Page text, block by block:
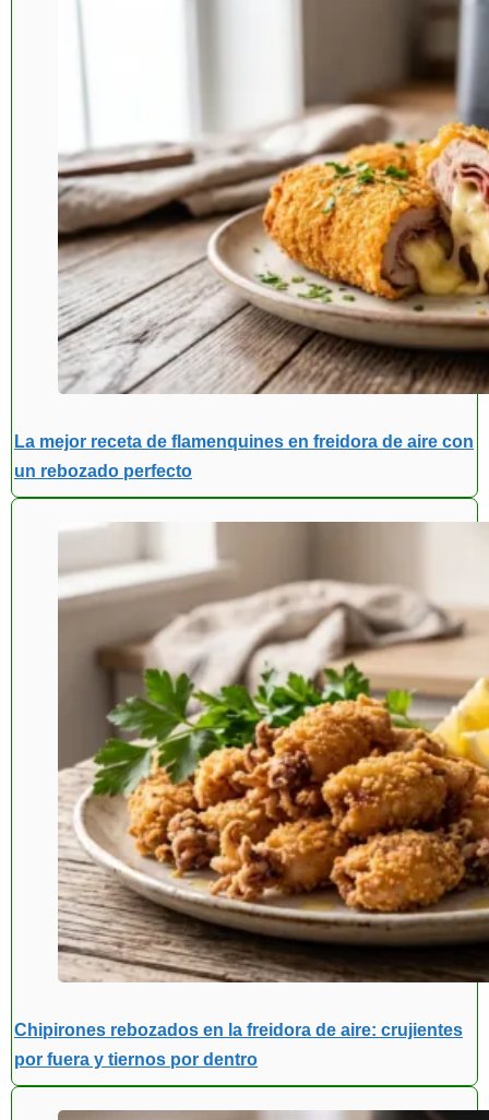
La mejor receta de flamenquines en freidora de aire con
un rebozado perfecto
Chipirones rebozados en la freidora de aire: crujientes
por fuera y tiernos por dentro